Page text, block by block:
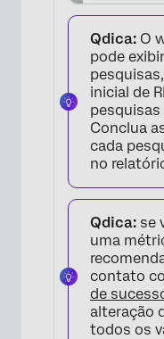
Qdica: O
pode
inicial de
pesquisas
Conclua
cada
no
Qdica: se
uma
contato
de
alteração
todos os